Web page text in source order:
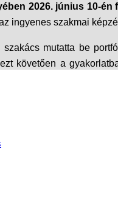
2026. június 10-
ingyenes szakmai
mutatta be
követően a
A
a vendégeket,
A siker mögött
fordít arra, hogy